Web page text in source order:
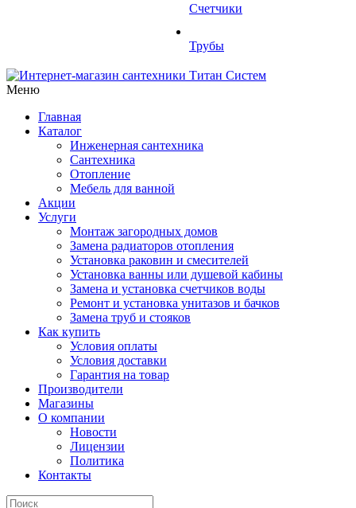
Счетчики
Трубы
Меню
Главная
Каталог
Инженерная сантехника
Сантехника
Отопление
Мебель для ванной
Акции
Услуги
Монтаж загородных домов
Замена радиаторов отопления
Установка раковин и смесителей
Установка ванны или душевой кабины
Замена и установка счетчиков воды
Ремонт и установка унитазов и бачков
Замена труб и стояков
Как купить
Условия оплаты
Условия доставки
Гарантия на товар
Производители
Магазины
О компании
Новости
Лицензии
Политика
Контакты